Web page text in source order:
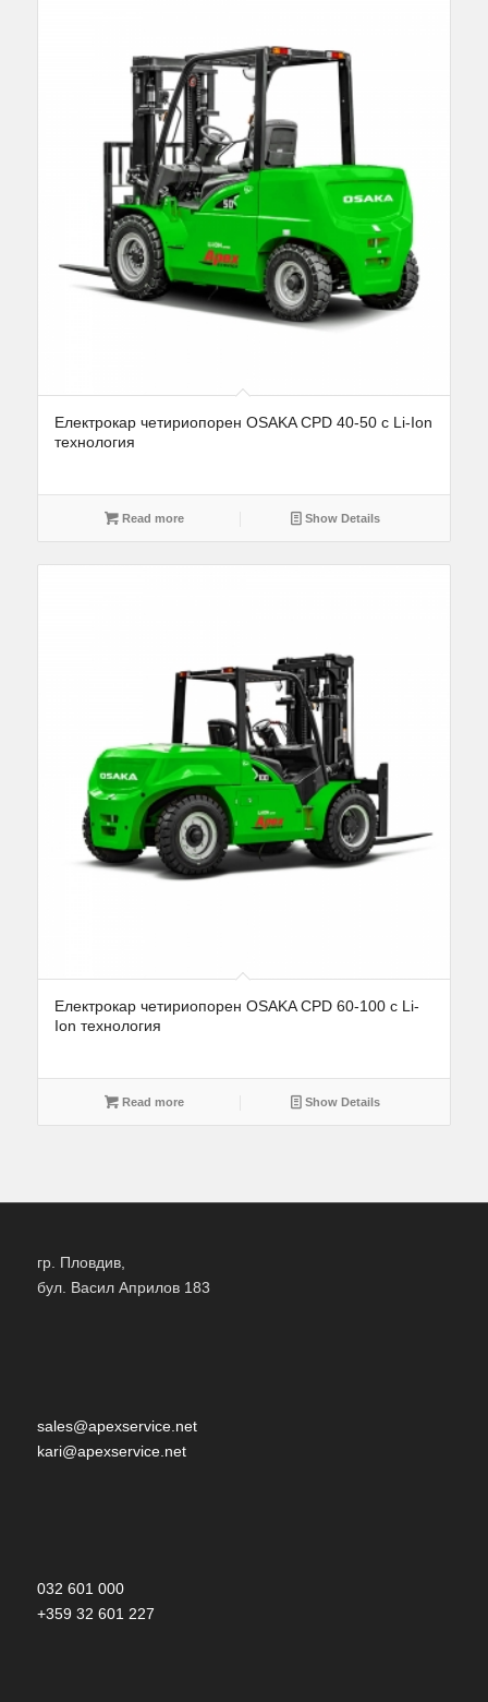
Eлектрокар четириопорен OSAKA CPD 40-50 с Li-Ion
технология
Read more Show Details
Eлектрокар четириопорен OSAKA CPD 60-100 с Li-
Ion технология
Read more Show Details
гр. Пловдив,
бул. Васил Априлов 183
sales@apexservice.net
kari@apexservice.net
032 601 000
+359 32 601 227